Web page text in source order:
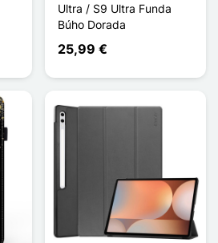
Ultra / S9 Ultra Funda
Búho Dorada
25,99 €